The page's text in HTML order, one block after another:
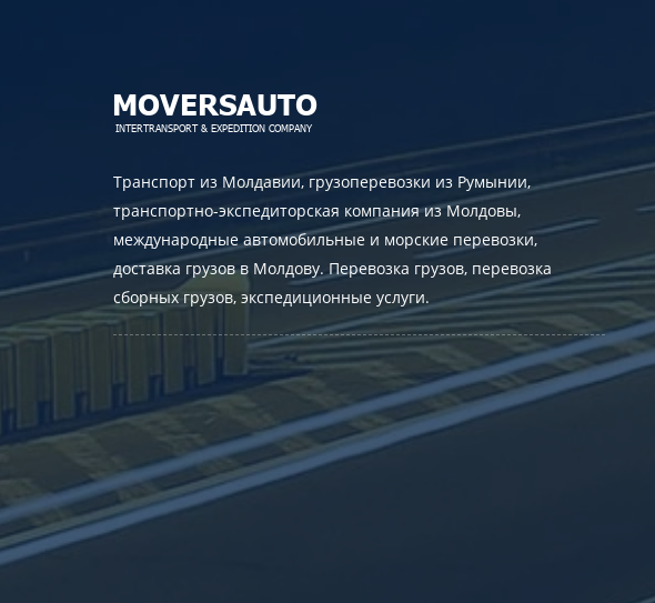
Транспорт из Молдавии, грузоперевозки из Румынии,
транспортно-экспедиторская компания из Молдовы,
международные автомобильные и морские перевозки,
доставка грузов в Молдову. Перевозка грузов, перевозка
сборных грузов, экспедиционные услуги.